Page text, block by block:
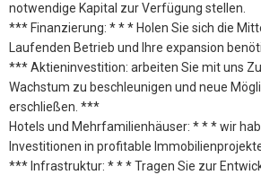
notwendige Kapital zur Verfügung stellen.
*** Finanzierung: * * * Holen Sie sich die
Laufenden Betrieb und Ihre expansion
*** Aktieninvestition: arbeiten Sie mit uns
Wachstum zu beschleunigen und neue
erschließen. ***
Hotels und Mehrfamilienhäuser: * * * wir
Investitionen in profitable
*** Infrastruktur: * * * Tragen Sie zur